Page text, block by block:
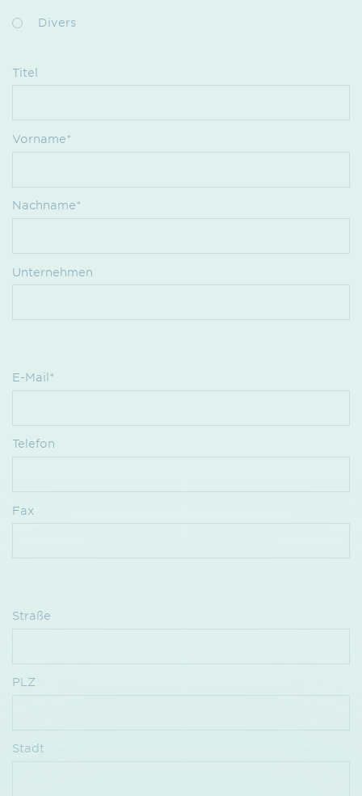
Divers
Titel
Vorname*
Nachname*
Unternehmen
E-Mail*
Telefon
Fax
Straße
PLZ
Stadt